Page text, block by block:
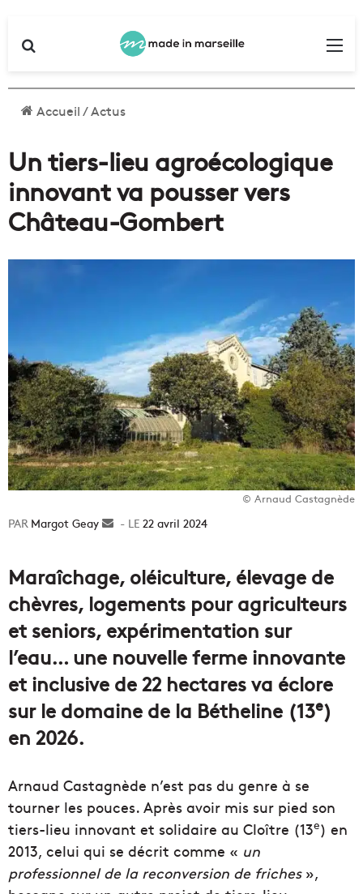
Accueil/Actus
Un tiers-lieu agroécologique
innovant va pousser vers
Château-Gombert
© Arnaud Castagnède
Margot Geay
Envoyer22 avril 2024
Maraîchage, oléiculture, élevage de
chèvres, logements pour agriculteurs
et seniors, expérimentation sur
l’eau… une nouvelle ferme innovante
et inclusive de 22 hectares va éclore
sur le domaine de la Bétheline (13e)
en 2026.
Arnaud Castagnède n’est pas du genre à se
tourner les pouces. Après avoir mis sur pied son
tiers-lieu innovant et solidaire au Cloître (13e) en
2013, celui qui se décrit comme « un
professionnel de la reconversion de friches»,